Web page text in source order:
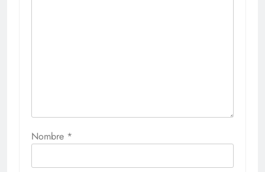
Nombre *